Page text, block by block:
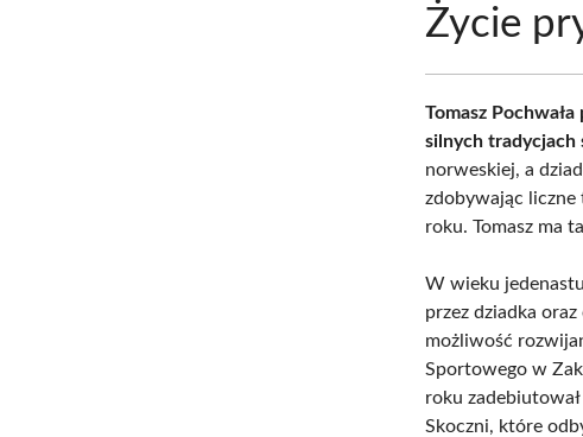
Życie
Tomasz
silnych tradycjach
norweskiej, a
zdobywając liczne
roku. Tomasz ma
W wieku
przez dziadka oraz
możliwość
Sportowego w
roku
Skoczni, które